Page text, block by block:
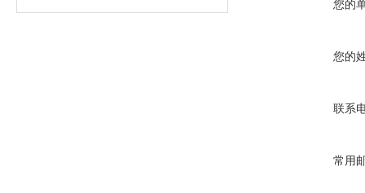
您的
您的
联系
常用